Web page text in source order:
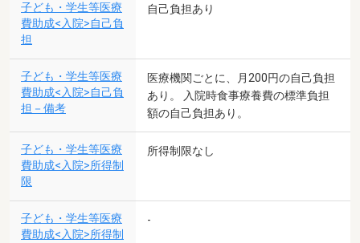
子ども・学生等医療
費助成<入院>自己負
担
自己負担あり
子ども・学生等医療
費助成<入院>自己負
担－備考
医療機関ごとに、月200円の自己負担
あり。 入院時食事療養費の標準負担
額の自己負担あり。
子ども・学生等医療
費助成<入院>所得制
限
所得制限なし
子ども・学生等医療
費助成<入院>所得制
-